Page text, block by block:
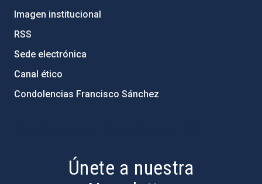
Imagen institucional
RSS
Sede electrónica
Canal ético
Condolencias Francisco Sánchez
Únete a nuestra